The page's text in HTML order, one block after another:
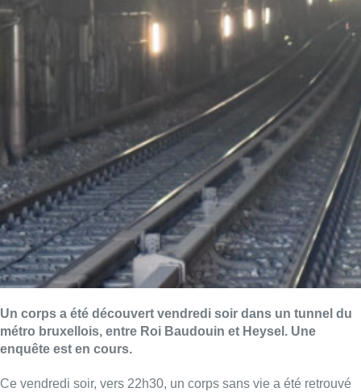
Un corps a été découvert vendredi soir dans un tunnel du
métro bruxellois, entre Roi Baudouin et Heysel. Une
enquête est en cours.
Ce vendredi soir, vers 22h30, un corps sans vie a été retrouvé